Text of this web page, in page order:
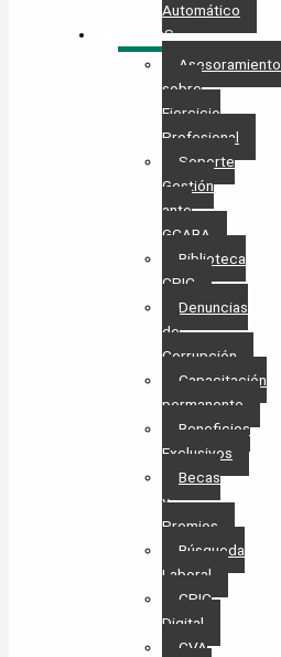
Automático
SERVICIOS
Asesoramiento
sobre
Ejercicio
Profesional
Soporte
Gestión
ante
GCABA
Biblioteca
CPIC
Denuncias
de
Corrupción
Capacitación
permanente
Beneficios
Exclusivos
Becas
y
Premios
Búsqueda
Laboral​
CPIC
Digital
CVA